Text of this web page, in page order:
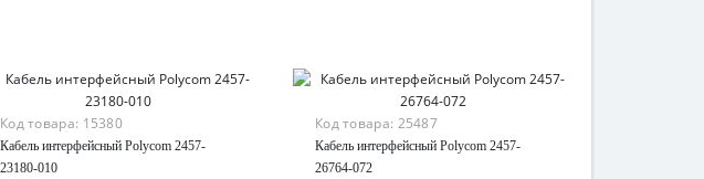
Код товара: 15380
Кабель интерфейсный Polycom 2457-
23180-010
Код товара: 25487
Кабель интерфейсный Polycom 2457-
26764-072